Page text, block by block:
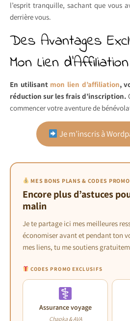
l’esprit tranquille, sachant que vous
derrière vous.
Des Avantages
Mon Lien d’Affiliation
En utilisant mon lien d’affiliation,
réduction sur les frais d’inscription.
commencer votre aventure de
Je m’inscris à
MES BONS PLANS & CODES PROMO
Encore plus d’astuces
malin
Je te partage ici mes meilleures
économiser avant et pendant ton
mes liens, tu me soutiens
CODES PROMO EXCLUSIFS
Assurance voyage
Chapka & AVA